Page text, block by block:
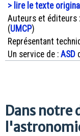
> lire le texte original
Auteurs et éditeurs :
(UMCP)
Représentant
Un service de : ASD
Dans notre